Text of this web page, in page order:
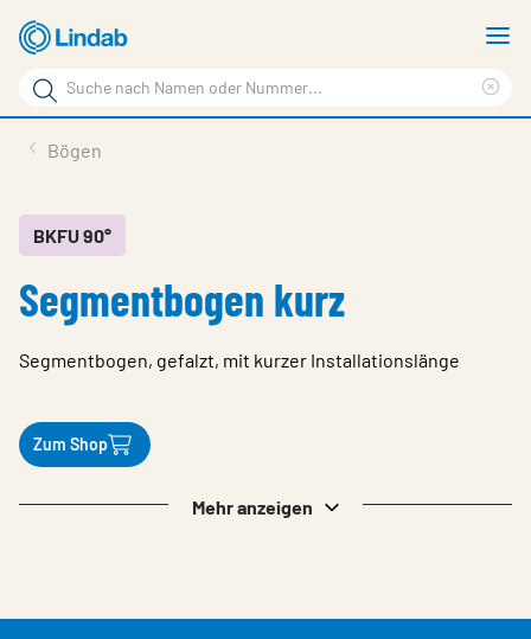
Zum
Hauptinhalt
springen
Suchbegriff
Seite
durchsuchen
Wissen & Service
Inspiration
Unternehmen
Kontakt
Bögen
BKFU 90°
Segmentbogen kurz
Segmentbogen, gefalzt, mit kurzer Installationslänge
Zum Shop
Mehr anzeigen